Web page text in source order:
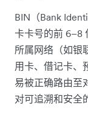
BIN（Bank
卡卡号的前 6–8
所属网络（如银
用卡、借记卡、
易被正确路由至
对可追溯和安全